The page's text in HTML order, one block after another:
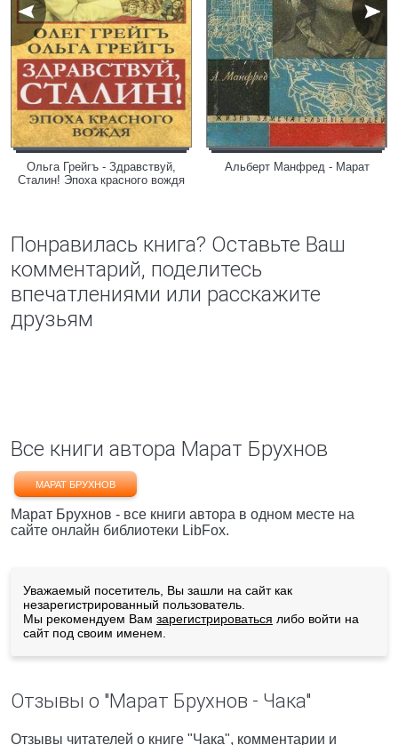
Ольга Грейгъ - Здравствуй,
Сталин! Эпоха красного вождя
Альберт Манфред - Марат
Понравилась книга? Оставьте Ваш
комментарий, поделитесь
впечатлениями или расскажите
друзьям
Все книги автора Марат Брухнов
МАРАТ БРУХНОВ
Марат Брухнов - все книги автора в одном месте на
сайте онлайн библиотеки LibFox.
Уважаемый посетитель, Вы зашли на сайт как
незарегистрированный пользователь.
Мы рекомендуем Вам зарегистрироваться либо войти на
сайт под своим именем.
Отзывы о "Марат Брухнов - Чака"
Отзывы читателей о книге "Чака", комментарии и